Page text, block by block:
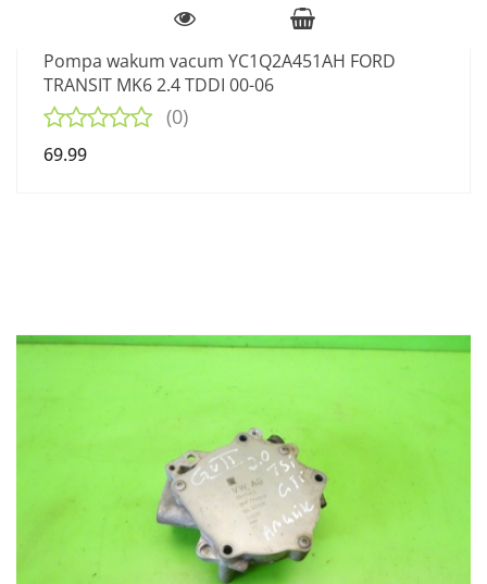
Pompa wakum vacum YC1Q2A451AH FORD
TRANSIT MK6 2.4 TDDI 00-06
(0)
69.99